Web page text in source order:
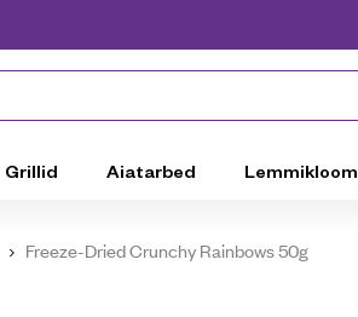
Grillid Aiatarbed Lemmikloom
Freeze-Dried Crunchy Rainbows 50g